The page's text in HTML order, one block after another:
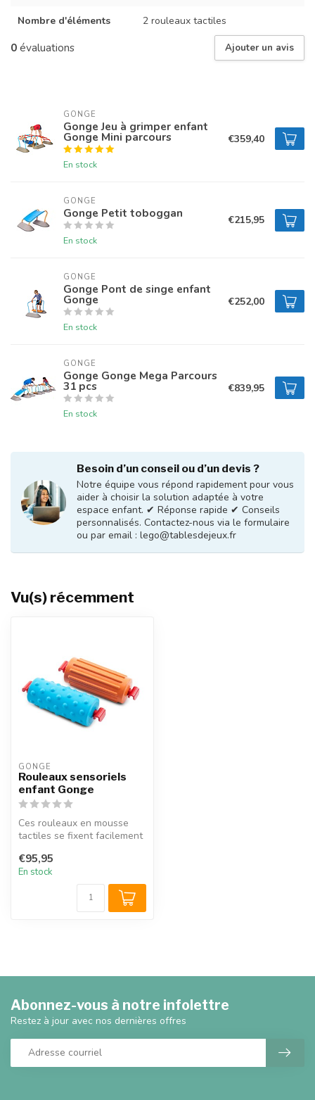
Nombre d'éléments 2 rouleaux tactiles
0évaluations Ajouter un avis
GONGE
Gonge Jeu à grimper enfant
Gonge Mini parcours
En stock
€359,40
GONGE
Gonge Petit toboggan
En stock
€215,95
GONGE
Gonge Pont de singe enfant
Gonge
En stock
€252,00
GONGE
Gonge Gonge Mega Parcours
31 pcs
En stock
€839,95
Besoin d’un conseil ou d’un devis ?
Notre équipe vous répond rapidement pour vous
aider à choisir la solution adaptée à votre
espace enfant. ✔ Réponse rapide ✔ Conseils
personnalisés. Contactez-nous via le formulaire
ou par email : lego@tablesdejeux.fr
Vu(s) récemment
GONGE
Rouleaux sensoriels
enfant Gonge
Ces rouleaux en mousse
tactiles se fixent facilement
€95,95
En stock
Abonnez-vous à notre infolettre
Restez à jour avec nos dernières offres